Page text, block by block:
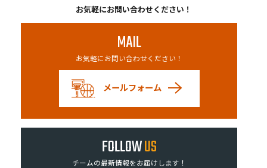
お気軽にお問い合わせください！
MAIL
お気軽にお問い合わせください！
メールフォーム
FOLLOWUS
チームの最新情報をお届けします！